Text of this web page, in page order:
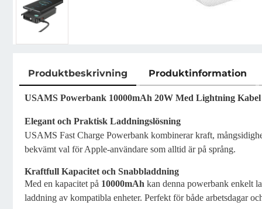
Produktbeskrivning Produktinformation
Produktbeskrivning
USAMS Powerbank 10000mAh 20W Med Lightning
Elegant och Praktisk Laddningslösning
USAMS Fast Charge Powerbank kombinerar kraft,
bekvämt val för Apple-användare som alltid är på språng.
Kraftfull Kapacitet och Snabbladdning
Med en kapacitet på 10000mAh kan denna powerbank enkelt
laddning av kompatibla enheter. Perfekt för både arbetsdagar